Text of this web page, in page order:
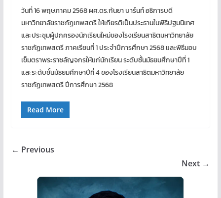
วันที่ 16 พฤษภาคม 2568 ผศ.ดร.กันยา บาร์นท์ อธิการบดี
มหาวิทยาลัยราชภัฏเทพสตรี ให้เกียรติเป็นประธานในพิธีปฐมนิเทศ
และประชุมผู้ปกครองนักเรียนใหม่ของโรงเรียนสาธิตมหาวิทยาลัย
ราชภัฏเทพสตรี ภาคเรียนที่ 1 ประจำปีการศึกษา 2568 และพิธีมอบ
เข็มตราพระราชลัญจกรให้แก่นักเรียน ระดับชั้นมัธยมศึกษาปีที่ 1
และระดับชั้นมัธยมศึกษาปีที่ 4 ของโรงเรียนสาธิตมหาวิทยาลัย
ราชภัฏเทพสตรี ปีการศึกษา 2568
Read More
← Previous
Next →